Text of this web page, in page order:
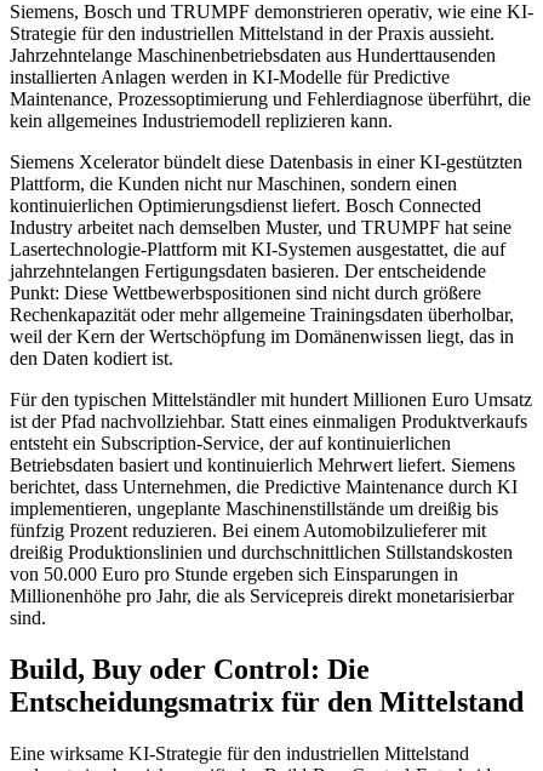
Siemens, Bosch und TRUMPF demonstrieren operativ, wie eine KI-
Strategie für den industriellen Mittelstand in der Praxis aussieht.
Jahrzehntelange Maschinenbetriebsdaten aus Hunderttausenden
installierten Anlagen werden in KI-Modelle für Predictive
Maintenance, Prozessoptimierung und Fehlerdiagnose überführt, die
kein allgemeines Industriemodell replizieren kann.
Siemens Xcelerator bündelt diese Datenbasis in einer KI-gestützten
Plattform, die Kunden nicht nur Maschinen, sondern einen
kontinuierlichen Optimierungsdienst liefert. Bosch Connected
Industry arbeitet nach demselben Muster, und TRUMPF hat seine
Lasertechnologie-Plattform mit KI-Systemen ausgestattet, die auf
jahrzehntelangen Fertigungsdaten basieren. Der entscheidende
Punkt: Diese Wettbewerbspositionen sind nicht durch größere
Rechenkapazität oder mehr allgemeine Trainingsdaten überholbar,
weil der Kern der Wertschöpfung im Domänenwissen liegt, das in
den Daten kodiert ist.
Für den typischen Mittelständler mit hundert Millionen Euro Umsatz
ist der Pfad nachvollziehbar. Statt eines einmaligen Produktverkaufs
entsteht ein Subscription-Service, der auf kontinuierlichen
Betriebsdaten basiert und kontinuierlich Mehrwert liefert. Siemens
berichtet, dass Unternehmen, die Predictive Maintenance durch KI
implementieren, ungeplante Maschinenstillstände um dreißig bis
fünfzig Prozent reduzieren. Bei einem Automobilzulieferer mit
dreißig Produktionslinien und durchschnittlichen Stillstandskosten
von 50.000 Euro pro Stunde ergeben sich Einsparungen in
Millionenhöhe pro Jahr, die als Servicepreis direkt monetarisierbar
sind.
Build, Buy oder Control: Die
Entscheidungsmatrix für den Mittelstand
Eine wirksame KI-Strategie für den industriellen Mittelstand